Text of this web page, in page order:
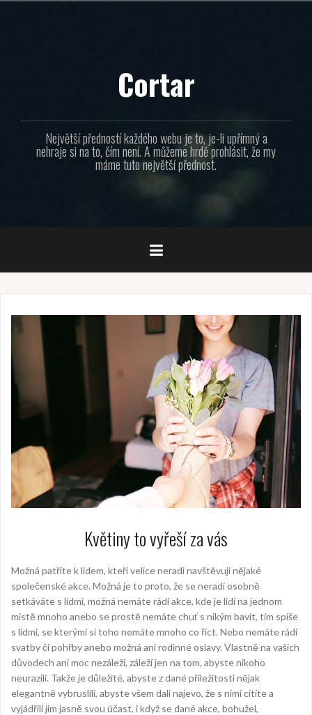
Cortar
Největší předností každého webu je to, je-li upřímný a
nehraje si na to, čím není. A můžeme hrdě prohlásit, že my
máme tuto největší přednost.
Květiny to vyřeší za vás
Možná patříte k lidem, kteří velice neradi navštěvují nějaké
společenské akce. Možná je to proto, že se neradi osobně
setkáváte s lidmi, možná nemáte rádi akce, kde je lidí na jednom
místě mnoho anebo se prostě nemáte chuť s nikým bavit, tím spíše
s lidmi, se kterými si toho nemáte mnoho co říct. Nebo nemáte rádi
svatby či pohřby anebo možná ani rodinné oslavy. Vlastně na vašich
důvodech ani moc nezáleží, záleží jen na tom, abyste nikoho
neurazili. Takže je důležité, abyste z dané příležitosti nějak
elegantně vybruslili, abyste všem dali najevo, že s nimi cítíte a
vyjádřili jim jasně svou účast, i když se dané akce, bohužel,